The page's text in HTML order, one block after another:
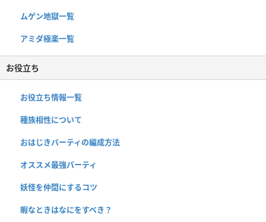
ムゲン地獄一覧
アミダ極楽一覧
お役立ち
お役立ち情報一覧
種族相性について
おはじきバーティの編成方法
オススメ最強パーティ
妖怪を仲間にするコツ
暇なときはなにをすべき？